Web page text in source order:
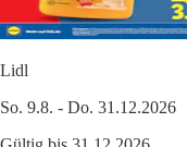
Lidl
So. 9.8. - Do. 31.12.2026